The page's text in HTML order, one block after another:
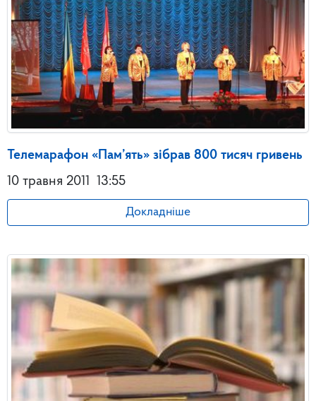
Телемарафон «Пам’ять» зібрав 800 тисяч гривень
10 травня 2011
13:55
Докладніше